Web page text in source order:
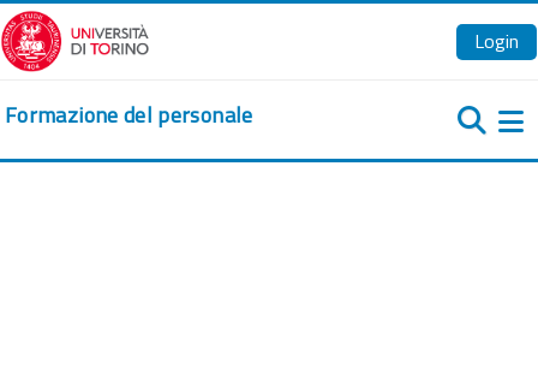
Zum Hauptinhalt
Login
Formazione del personale